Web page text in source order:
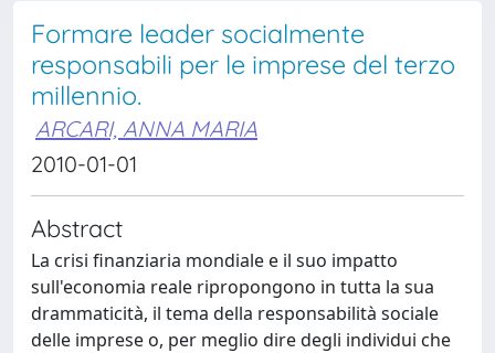
Formare leader socialmente
responsabili per le imprese del terzo
millennio.
ARCARI, ANNA MARIA
2010-01-01
Abstract
La crisi finanziaria mondiale e il suo impatto
sull'economia reale ripropongono in tutta la sua
drammaticità, il tema della responsabilità sociale
delle imprese o, per meglio dire degli individui che